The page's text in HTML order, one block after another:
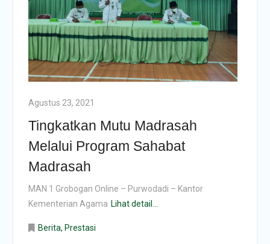
Agustus 23, 2021
Tingkatkan Mutu Madrasah
Melalui Program Sahabat
Madrasah
MAN 1 Grobogan Online – Purwodadi – Kantor
Kementerian Agama Lihat detail...
Berita, Prestasi